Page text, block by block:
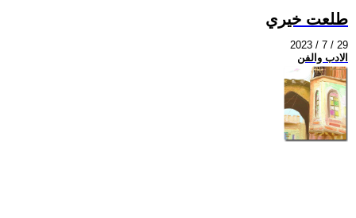
طلعت خيري
2023 / 7 / 29
الادب والفن